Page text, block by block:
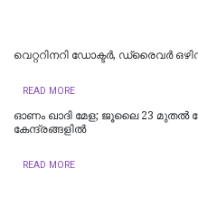
വെറ്ററിനറി ഡോക്ടർ, ഡ്രൈവർ
READ MORE
ഓണം ഖാദി മേള; ജൂലൈ 23 മുതൽ
കേന്ദ്രങ്ങളിൽ
READ MORE